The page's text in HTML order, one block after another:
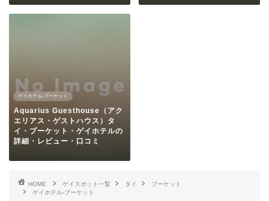
ゲイホテル-プーケット
Aquarius Guesthouse（アク
エリアス・ゲストハウス）タ
イ・プーケット・ゲイホテルの
詳細・レビュー・口コミ
HOME ゲイスポット一覧 タイ
プーケット
ゲイホテル-プーケット